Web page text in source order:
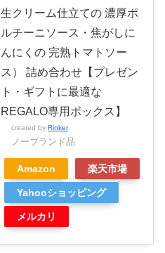
生クリーム仕立ての 濃厚ポ
ルチーニソース・焦がしに
んにくの 完熟トマトソー
ス） 詰め合わせ【プレゼン
ト・ギフトに最適な
REGALO専用ボックス】
created by Rinker
ノーブランド品
Amazon 楽天市場
Yahooショッピング
メルカリ